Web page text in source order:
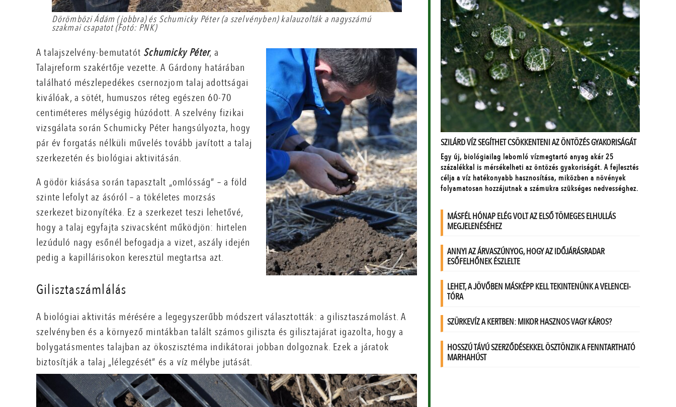
Dörömbözi Ádám (jobbra) és Schumicky Péter (a szelvényben) kalauzolták a nagyszámú
szakmai csapatot (Fotó: PNK)
A talajszelvény-bemutatót Schumicky Péter, a
Talajreform szakértője vezette. A Gárdony határában
található mészlepedékes csernozjom talaj adottságai
kiválóak, a sötét, humuszos réteg egészen 60-70
centiméteres mélységig húzódott. A szelvény fizikai
vizsgálata során Schumicky Péter hangsúlyozta, hogy
pár év forgatás nélküli művelés tovább javított a talaj
szerkezetén és biológiai aktivitásán.
A gödör kiásása során tapasztalt „omlósság” – a föld
szinte lefolyt az ásóról – a tökéletes morzsás
szerkezet bizonyítéka. Ez a szerkezet teszi lehetővé,
hogy a talaj egyfajta szivacsként működjön: hirtelen
lezúduló nagy esőnél befogadja a vizet, aszály idején
pedig a kapillárisokon keresztül megtartsa azt.
Gilisztaszámlálás
A biológiai aktivitás mérésére a legegyszerűbb módszert választották: a gilisztaszámolást. A
szelvényben és a környező mintákban talált számos giliszta és gilisztajárat igazolta, hogy a
bolygatásmentes talajban az ökoszisztéma indikátorai jobban dolgoznak. Ezek a járatok
biztosítják a talaj „lélegzését” és a víz mélybe jutását.